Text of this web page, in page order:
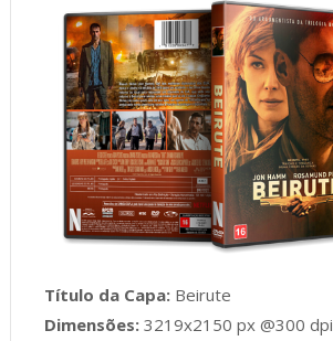
Título da Capa:Beirute
Dimensões:3219x2150 px @300 dpi